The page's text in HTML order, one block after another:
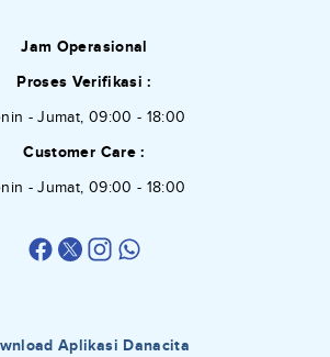
Jam Operasional
Proses Verifikasi :
- Jumat, 09:00 - 18:00
Customer Care :
- Jumat, 09:00 - 18:00
Aplikasi Danacita